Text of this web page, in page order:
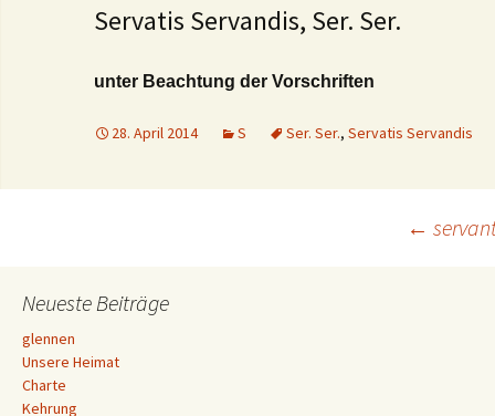
Servatis Servandis, Ser. Ser.
unter Beachtung der Vorschriften
28. April 2014 S Ser. Ser., Servatis Servandis
Navigation
←
Neueste Beiträge
glennen
Unsere Heimat
Charte
Kehrung